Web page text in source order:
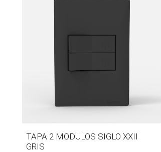
TAPA 2 MODULOS SIGLO XXII
GRIS